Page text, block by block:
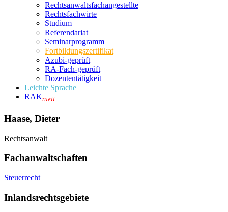
Rechtsanwalts­fachangestellte
Rechtsfachwirte
Studium
Referendariat
Seminarprogramm
Fortbildungszertifikat
Azubi-geprüft
RA-Fach-geprüft
Dozententätigkeit
Leichte Sprache
RAKtuell
Haase, Dieter
Rechtsanwalt
Fachanwaltschaften
Steuerrecht
Inlandsrechtsgebiete